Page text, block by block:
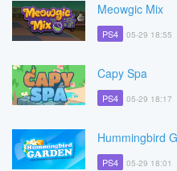
Meowgic Mix
PS4 05-29 18:55
Capy Spa
PS4 05-29 18:17
Hummingbird
PS4 05-29 18:01